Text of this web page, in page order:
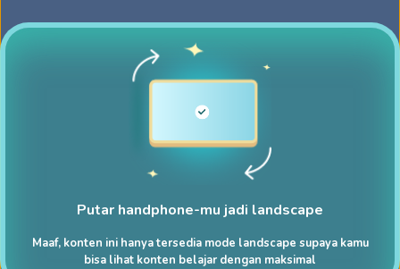
Putar handphone-mu jadi landscape
Maaf, konten ini hanya tersedia mode landscape supaya kamu
bisa lihat konten belajar dengan maksimal